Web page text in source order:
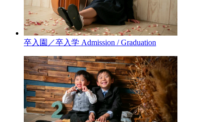
卒入園／卒入学 Admission / Graduation